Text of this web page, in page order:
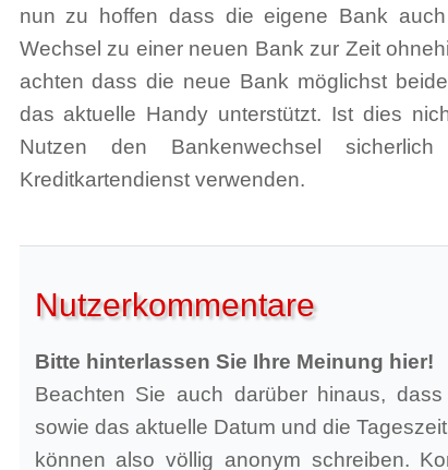
nun zu hoffen dass die eigene Bank
Wechsel zu einer neuen Bank zur Zeit
achten dass die neue Bank möglichst
das aktuelle Handy unterstützt. Ist dies
Nutzen den Bankenwechsel
Kreditkartendienst verwenden.
Nutzerkommentare
Bitte hinterlassen Sie Ihre Meinung hier!
Beachten Sie auch darüber hinaus,
sowie das aktuelle Datum und die
können also völlig anonym schreiben.